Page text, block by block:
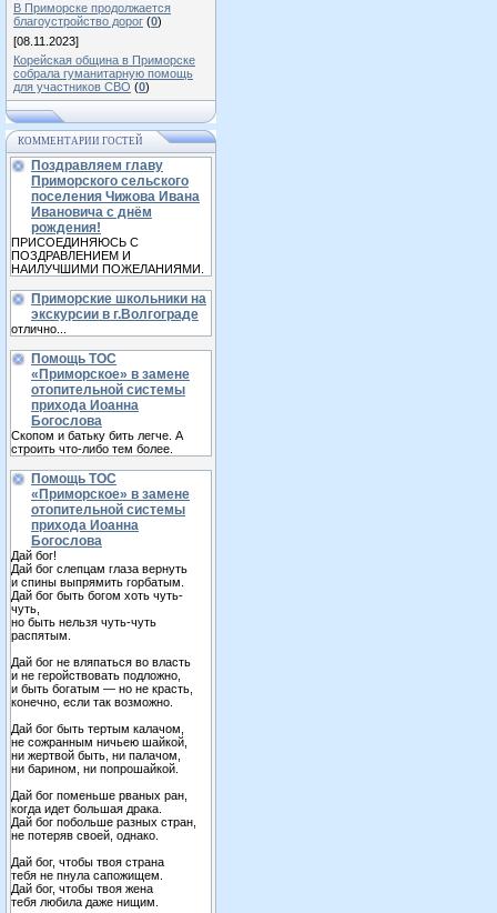
В Приморске продолжается
благоустройство дорог (0)
[08.11.2023]
Корейская община в Приморске
собрала гуманитарную помощь
для участников СВО (0)
КОММЕНТАРИИ ГОСТЕЙ
Поздравляем главу
Приморского сельского
поселения Чижова Ивана
Ивановича с днём
рождения!
ПРИСОЕДИНЯЮСЬ С
ПОЗДРАВЛЕНИЕМ И
НАИЛУЧШИМИ ПОЖЕЛАНИЯМИ.
Приморские школьники на
экскурсии в г.Волгограде
отлично...
Помощь ТОС
«Приморское» в замене
отопительной системы
прихода Иоанна
Богослова
Скопом и батьку бить легче. А
строить что-либо тем более.
Помощь ТОС
«Приморское» в замене
отопительной системы
прихода Иоанна
Богослова
Дай бог!
Дай бог слепцам глаза вернуть
и спины выпрямить горбатым.
Дай бог быть богом хоть чуть-
чуть,
но быть нельзя чуть-чуть
распятым.
Дай бог не вляпаться во власть
и не геройствовать подложно,
и быть богатым — но не красть,
конечно, если так возможно.
Дай бог быть тертым калачом,
не сожранным ничьею шайкой,
ни жертвой быть, ни палачом,
ни барином, ни попрошайкой.
Дай бог поменьше рваных ран,
когда идет большая драка.
Дай бог побольше разных стран,
не потеряв своей, однако.
Дай бог, чтобы твоя страна
тебя не пнула сапожищем.
Дай бог, чтобы твоя жена
тебя любила даже нищим.